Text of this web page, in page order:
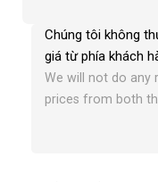
Chúng tôi không
giá từ phía khách
We will not do any
prices from both